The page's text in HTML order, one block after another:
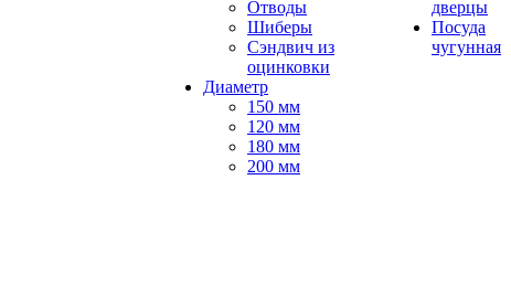
Отводы
Шиберы
Сэндвич из
оцинковки
Диаметр
150 мм
120 мм
180 мм
200 мм
дверцы
Посуда
чугунная